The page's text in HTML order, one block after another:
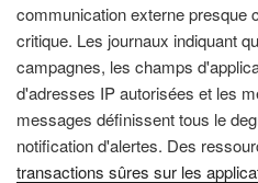
communication externe presque
critique. Les journaux indiquant
campagnes, les champs
d'adresses IP autorisées et les
messages définissent tous le
notification d'alertes. Des
transactions sûres sur les